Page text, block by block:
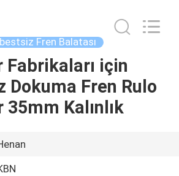
Fren Balatası
Fabrikaları için
Dokuma Fren Rulo
35mm Kalınlık